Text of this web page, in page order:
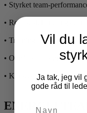
• Styrket team-
• Realistisk handlingsplan
• Træning af værktøjer på
• Opnåelse af større
• Kursets detaljerede
ENERGI I
Vil du
Ja tak, jeg vil
gode råd til